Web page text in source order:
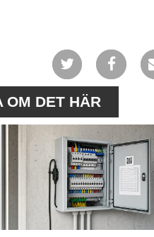
OM DET HÄR